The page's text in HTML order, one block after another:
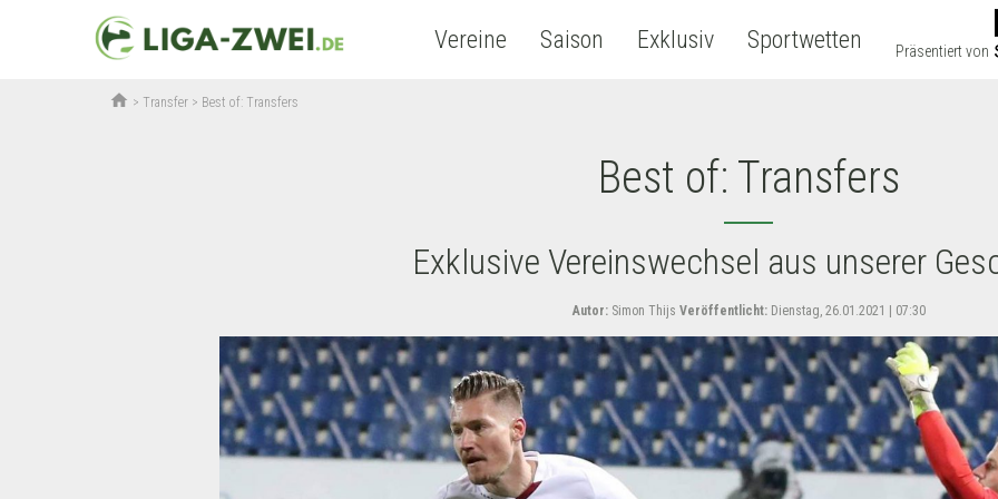
Vereine Saison Exklusiv Sportwetten Präsentiert von
home > Transfer > Best of: Transfers
Best of: Transfers
Exklusive Vereinswechsel aus unserer
Autor:Simon Thijs Veröffentlicht:Dienstag, 26.01.2021 | 07:30